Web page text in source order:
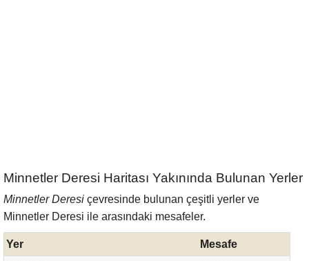
Minnetler Deresi Haritası Yakınında Bulunan Yerler
Minnetler Deresi çevresinde bulunan çeşitli yerler ve
Minnetler Deresi ile arasındaki mesafeler.
Yer
Mesafe